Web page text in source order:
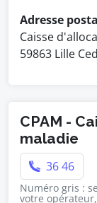
Adresse
Caisse
59863 Lille
CPAM -
maladie
36 46
Numéro gris :
votre